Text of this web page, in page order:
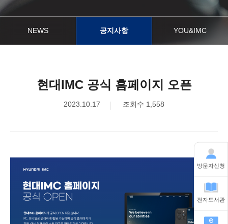
방문자신청
전자도서관
NEWS 공지사항 YOU&IMC
현대IMC 공식 홈페이지 오픈
2023.10.17 조회수 1,558